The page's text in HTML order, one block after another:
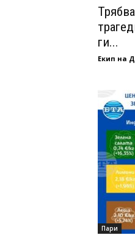
ги...
Екип на
Пари